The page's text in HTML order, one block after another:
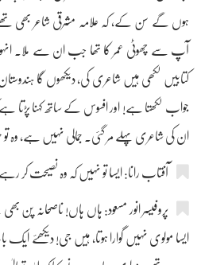
ہوں گے سن کے، کہ علامہ مشرقی شاعر بھی
آپ سے چھوٹی عمر کا تھا جب ان سے ملا۔
کتابیں لکھی ہیں شاعری کی، دیکھوں گا
جواب لکھتا ہے! اور افسوس کے ساتھ کہنا پڑتا
ان کی شاعری پہلے مر گئی۔ جمالی نہیں ہے، وہ
آفتاب رانا: ایسا تو نہیں کہ وہ نصیحت کر
پروفیسر انور مسعود: ہاں ہاں! ناصحانہ
ایسا مولوی نہیں گوارا ہوتا، ہیں جی!